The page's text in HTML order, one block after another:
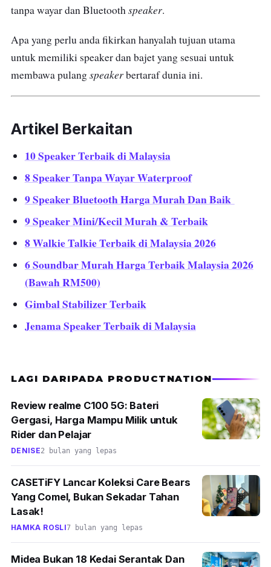
tanpa wayar dan Bluetoothspeaker.
Apa yang perlu anda fikirkan hanyalah tujuan utama
untuk memiliki speaker dan bajet yang sesuai untuk
membawa pulangspeakerbertaraf dunia ini.
Artikel Berkaitan
10 Speaker Terbaik di Malaysia
8 Speaker Tanpa Wayar Waterproof
9 Speaker Bluetooth Harga Murah Dan Baik
9 Speaker Mini/Kecil Murah & Terbaik
8 Walkie Talkie Terbaik di Malaysia 2026
6 Soundbar Murah Harga Terbaik Malaysia 2026
(Bawah RM500)
Gimbal Stabilizer Terbaik
Jenama Speaker Terbaik di Malaysia
LAGI DARIPADA PRODUCTNATION
Review realme C100 5G: Bateri
Gergasi, Harga Mampu Milik untuk
Rider dan Pelajar
DENISE2 bulan yang lepas
CASETiFY Lancar Koleksi Care Bears
Yang Comel, Bukan Sekadar Tahan
Lasak!
HAMKA ROSLI7 bulan yang lepas
Midea Bukan 18 Kedai Serantak Dan